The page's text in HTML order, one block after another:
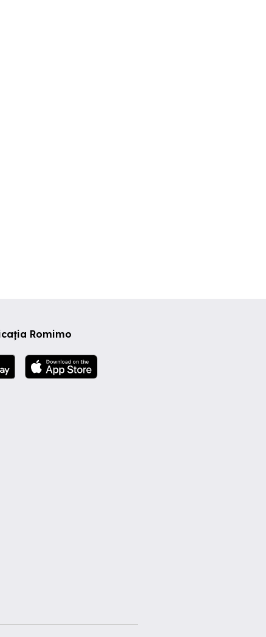
Romimo